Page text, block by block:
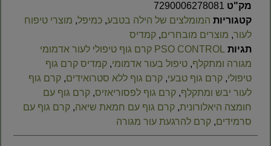
מק"ט 7290006278081
קטגוריות המומלצים של הילה בטבע, כמיפל, מוצרי טיפוח
לעור, מוצרים מובחרים, קמדיס
תגיות
PSO CONTROL קרם גוף טיפולי לעור אדמומי
מגורה ומתקלף, טיפול בעור אדמומי, קמדיס קרם גוף
טיפולי, קרם גוף טבעי, קרם גוף ללא סטרואידים, קרם גוף
לעור יבש ומתקלף, קרם גוף לפסוריאזיס, קרם גוף עם
חומצה היאלורונית, קרם גוף עם חמאת שיאה, קרם גוף עם
סרמידים, קרם להרגעת עור מגורה